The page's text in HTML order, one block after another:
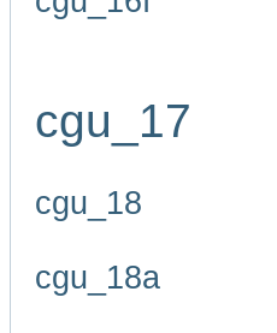
cgu_17
cgu_18
cgu_18a